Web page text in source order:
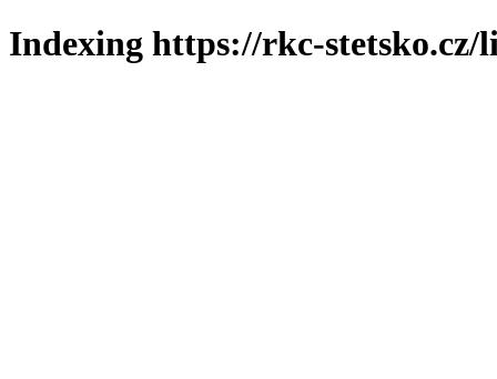
Indexing https://rkc-stetsko.cz/